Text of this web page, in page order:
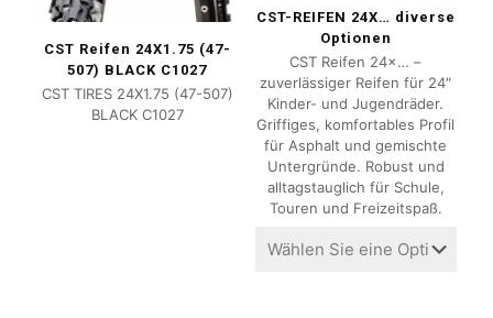
CST Reifen 24X1.75 (47-
507) BLACK C1027
CST TIRES 24X1.75 (47-507)
BLACK C1027
CST-REIFEN 24X… diverse
Optionen
CST Reifen 24×… –
zuverlässiger Reifen für 24″
Kinder- und Jugendräder.
Griffiges, komfortables Profil
für Asphalt und gemischte
Untergründe. Robust und
alltagstauglich für Schule,
Touren und Freizeitspaß.